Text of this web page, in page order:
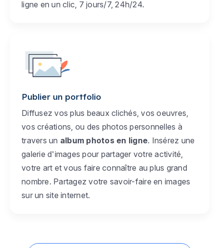
ligne en un clic, 7 jours/7, 24h/24.
Publier un portfolio
Diffusez vos plus beaux clichés, vos oeuvres,
vos créations, ou des photos personnelles à
travers un album photos en ligne. Insérez une
galerie d'images pour partager votre activité,
votre art et vous faire connaître au plus grand
nombre. Partagez votre savoir-faire en images
sur un site internet.